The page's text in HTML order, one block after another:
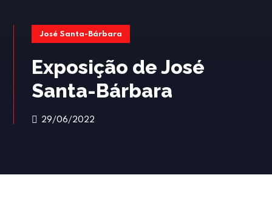
José Santa-Bárbara
Exposição de José
Santa-Bárbara
29/06/2022